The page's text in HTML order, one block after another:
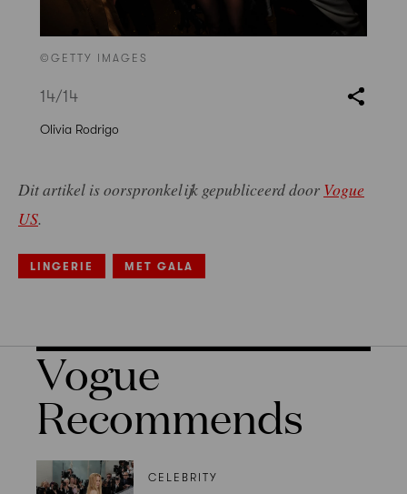
©GETTY IMAGES
14/14
Olivia Rodrigo
Dit artikel is oorspronkelijk gepubliceerd door Vogue
US.
LINGERIE MET GALA
Vogue
Recommends
CELEBRITY